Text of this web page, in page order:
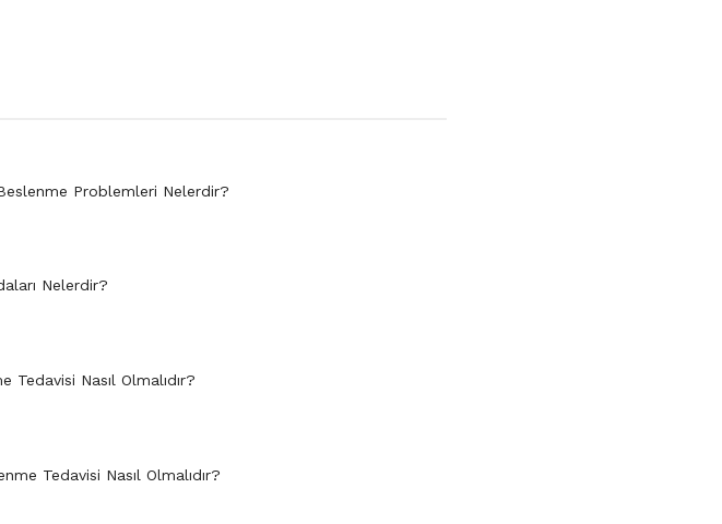
Problemleri Nelerdir?
Nelerdir?
Nasıl Olmalıdır?
Tedavisi Nasıl Olmalıdır?